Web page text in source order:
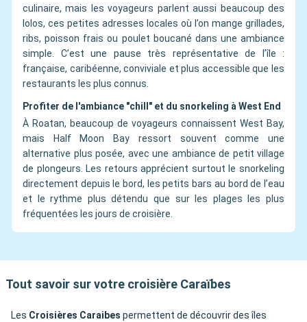
culinaire, mais les voyageurs parlent aussi beaucoup des
lolos, ces petites adresses locales où l’on mange grillades,
ribs, poisson frais ou poulet boucané dans une ambiance
simple. C’est une pause très représentative de l’île :
française, caribéenne, conviviale et plus accessible que les
restaurants les plus connus.
Profiter de l'ambiance "chill" et du snorkeling à West End
À Roatan, beaucoup de voyageurs connaissent West Bay,
mais Half Moon Bay ressort souvent comme une
alternative plus posée, avec une ambiance de petit village
de plongeurs. Les retours apprécient surtout le snorkeling
directement depuis le bord, les petits bars au bord de l’eau
et le rythme plus détendu que sur les plages les plus
fréquentées les jours de croisière.
Tout savoir sur votre croisière Caraïbes
Les Croisières Caraibes permettent de découvrir des îles